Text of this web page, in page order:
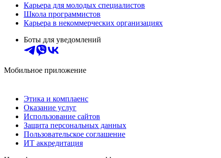
Карьера для молодых специалистов
Школа программистов
Карьера в некоммерческих организациях
Боты для уведомлений
Мобильное приложение
Этика и комплаенс
Оказание услуг
Использование сайтов
Защита персональных данных
Пользовательское соглашение
ИТ аккредитация